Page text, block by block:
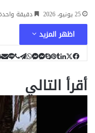
25 يونيو، 2026 دقيقة
اظهر المزيد
أقرأ التالي